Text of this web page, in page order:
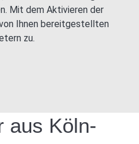
Mit dem Aktivieren der
Ihnen bereitgestellten
zu.
aus Köln-